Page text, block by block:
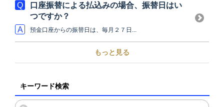
口座振替による払込みの場合、振替日はい
つですか？
預金口座からの振替日は、毎月２７日...
もっと見る
キーワード検索